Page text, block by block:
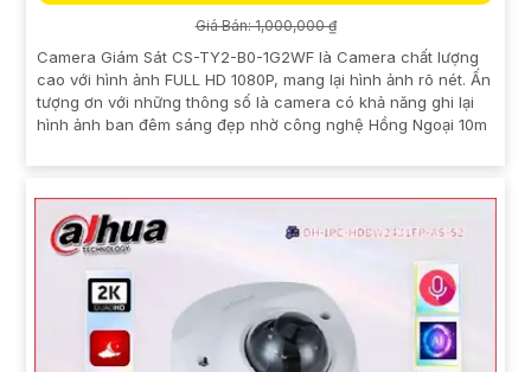
Giá Bán: 1,000,000 ₫
Camera Giám Sát CS-TY2-B0-1G2WF là Camera chất lượng
cao với hình ảnh FULL HD 1080P, mang lại hình ảnh rõ nét. Ấn
tượng ơn với những thông số là camera có khả năng ghi lại
hình ảnh ban đêm sáng đẹp nhờ công nghệ Hồng Ngoại 10m